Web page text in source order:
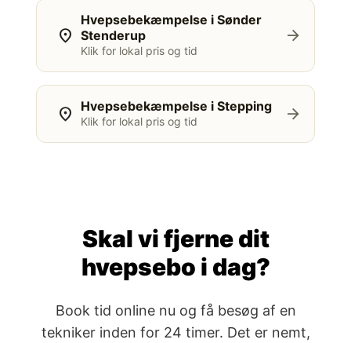
location_on
Hvepsebekæmpelse i Sønder
Stenderup
Klik for lokal pris og tid
arrow_forward
location_on Hvepsebekæmpelse i Stepping
Klik for lokal pris og tid arrow_forward
Skal vi fjerne dit
hvepsebo i dag?
Book tid online nu og få besøg af en
tekniker inden for 24 timer. Det er nemt,